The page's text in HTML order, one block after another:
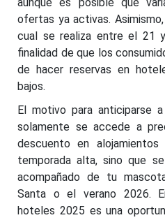
ofertas ya activas.
cual se realiza entre el 21
finalidad de que los
de hacer reservas en
bajos.
El motivo para anticiparse
solamente se accede a
descuento en
temporada alta, sino que
acompañado de tu
Santa o el verano 2026.
hoteles 2025 es una